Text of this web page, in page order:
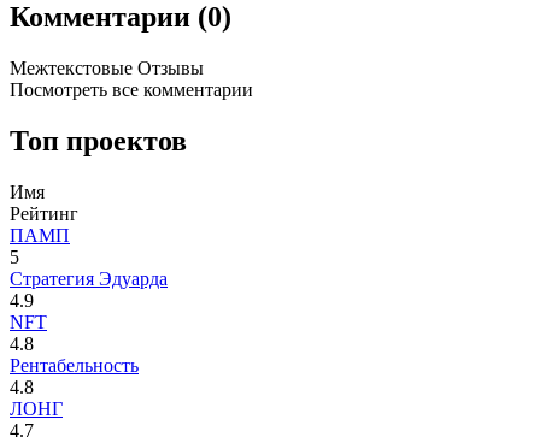
Комментарии (0)
Межтекстовые Отзывы
Посмотреть все комментарии
Топ проектов
Имя
Рейтинг
ПАМП
5
Стратегия Эдуарда
4.9
NFT
4.8
Рентабельность
4.8
ЛОНГ
4.7